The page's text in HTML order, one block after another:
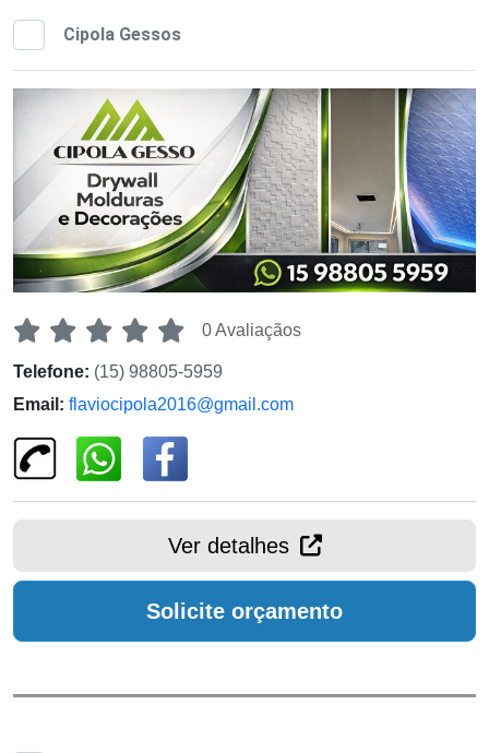
Cipola Gessos
0 Avaliaçãos
Telefone: (15) 98805-5959
Email: flaviocipola2016@gmail.com
Ver detalhes
Solicite orçamento